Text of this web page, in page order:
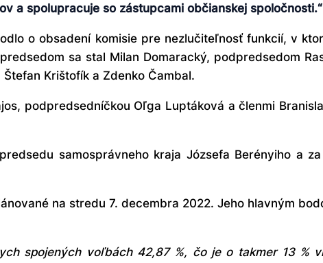
a spolupracuje so zástupcami občianskej spoločnosti.“
o obsadení komisie pre nezlučiteľnosť funkcií, v
sa stal Milan Domaracký, podpredsedom
Krištofík a Zdenko Čambal.
podpredsedníčkou Oľga Luptáková a členmi
samosprávneho kraja Józsefa Berényiho a
na stredu 7. decembra 2022. Jeho hlavným
spojených voľbách 42,87 %, čo je o takmer 13 %